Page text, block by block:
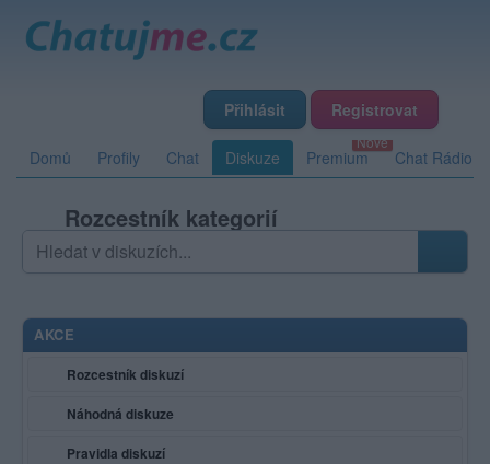
Přihlásit Registrovat
Domů Profily Chat Diskuze Premium Chat Rádio
Rozcestník kategorií
Hledat v diskuzích
AKCE
Rozcestník diskuzí
Náhodná diskuze
Pravidla diskuzí